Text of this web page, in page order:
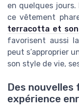
en quelques
ce vêtement
terracotta et
favorisent aussi
peut s’approprier
son style de vie,
Des
expérience